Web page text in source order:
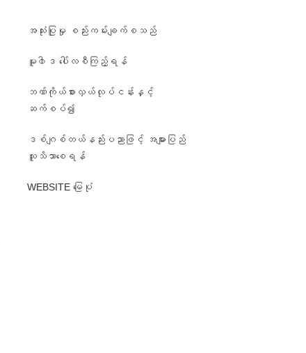
အသုံးပြုမှု စည်းကမ်းချက်စသည်
မူ၀ါဒ ပေါ်လစီကြည့်ရန်
ဘဏ်ကိုယ်စားလှယ်လုပ်ငန်းနှင့်
ဆက်စပ်၍
ဒစ်ဂျစ်တယ်နည်းပညာဖြင့် အများပြည်
သူသိသာစေရန်
WEBSITE မြေပုံ